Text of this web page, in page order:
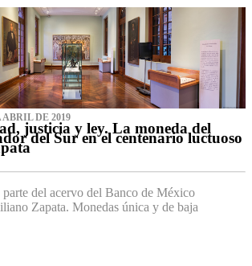
ABRIL DE 2019
justicia y ley. La moneda del
del Sur en el centenario luctuoso
parte del acervo del Banco de México
Zapata. Monedas única y de baja